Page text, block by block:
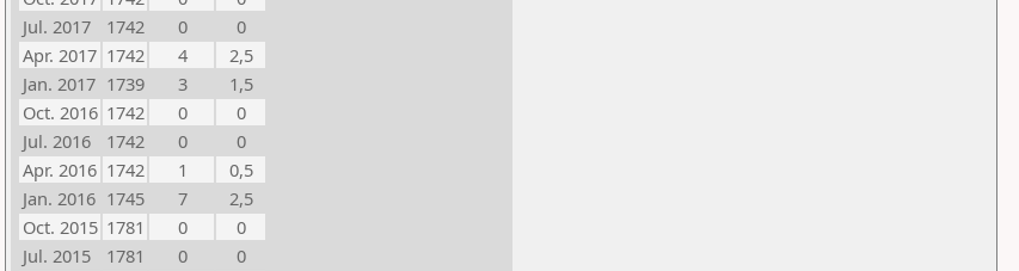
Jul. 2017
1742 0
0
Apr. 2017 1742 4
2,5
Jan. 2017 1739 3
1,5
Oct. 2016 1742 0
0
Jul. 2016
1742 0
0
Apr. 2016 1742 1
0,5
Jan. 2016 1745 7
2,5
Oct. 2015 1781 0
0
Jul. 2015
1781 0
0